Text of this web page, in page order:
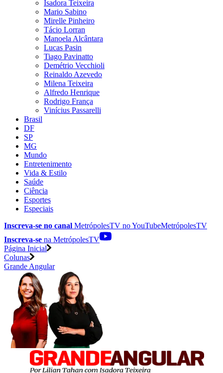
Isadora Teixeira
Mario Sabino
Mirelle Pinheiro
Tácio Lorran
Manoela Alcântara
Lucas Pasin
Tiago Pavinatto
Demétrio Vecchioli
Reinaldo Azevedo
Milena Teixeira
Alfredo Henrique
Rodrigo França
Vinícius Passarelli
Brasil
DF
SP
MG
Mundo
Entretenimento
Vida & Estilo
Saúde
Ciência
Esportes
Especiais
Inscreva-se no canal MetrópolesTV noYouTubeMetrópolesTV
Inscreva-se na MetrópolesTV
Página Inicial
Colunas
Grande Angular